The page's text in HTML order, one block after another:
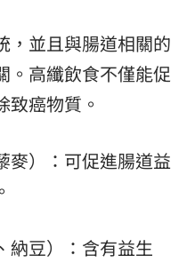
，並且與腸道相關的
。高纖飲食不僅能促
致癌物質。
）：可促進腸道益
豆）：含有益生